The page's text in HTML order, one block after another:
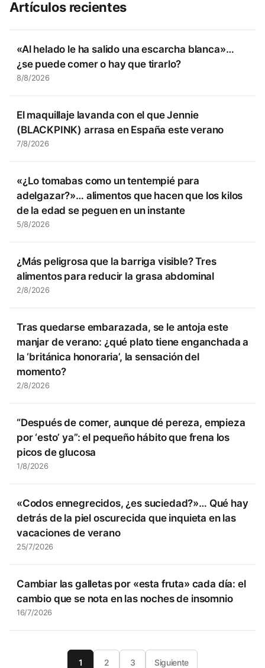
Artículos recientes
«Al helado le ha salido una escarcha blanca»…
¿se puede comer o hay que tirarlo?
8/8/2026
El maquillaje lavanda con el que Jennie
(BLACKPINK) arrasa en España este verano
7/8/2026
«¿Lo tomabas como un tentempié para
adelgazar?»… alimentos que hacen que los kilos
de la edad se peguen en un instante
5/8/2026
¿Más peligrosa que la barriga visible? Tres
alimentos para reducir la grasa abdominal
2/8/2026
Tras quedarse embarazada, se le antoja este
manjar de verano: ¿qué plato tiene enganchada a
la ‘británica honoraria’, la sensación del
momento?
2/8/2026
“Después de comer, aunque dé pereza, empieza
por ‘esto’ ya”: el pequeño hábito que frena los
picos de glucosa
1/8/2026
«Codos ennegrecidos, ¿es suciedad?»… Qué hay
detrás de la piel oscurecida que inquieta en las
vacaciones de verano
25/7/2026
Cambiar las galletas por «esta fruta» cada día: el
cambio que se nota en las noches de insomnio
16/7/2026
1 2 3 Siguiente